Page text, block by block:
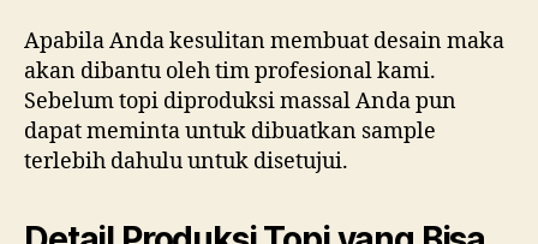
Apabila Anda kesulitan membuat desain maka
akan dibantu oleh tim profesional kami.
Sebelum topi diproduksi massal Anda pun
dapat meminta untuk dibuatkan sample
terlebih dahulu untuk disetujui.